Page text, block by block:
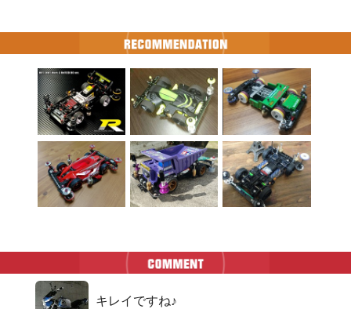
キレイですね♪